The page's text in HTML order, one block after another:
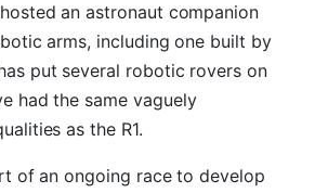
an astronaut companion
arms, including one built by
put several robotic rovers on
had the same vaguely
as the R1.
of an ongoing race to develop